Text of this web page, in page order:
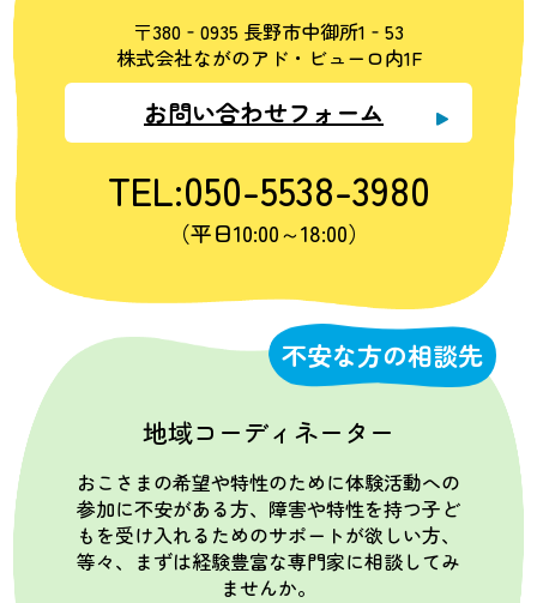
〒380‐0935 長野市中御所1‐53
株式会社ながのアド・ビューロ内1F
お問い合わせフォーム
TEL:050-5538-3980
（平日10:00～18:00）
不安な方の相談先
地域コーディネーター
おこさまの希望や特性のために体験活動への
参加に不安がある方、障害や特性を持つ子ど
もを受け入れるためのサポートが欲しい方、
等々、まずは経験豊富な専門家に相談してみ
ませんか。